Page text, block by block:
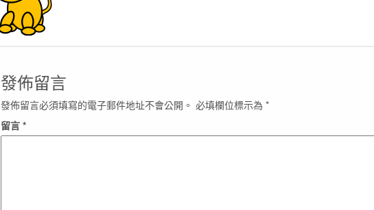
發佈留言
發佈留言必須填寫的電子郵件地址不會公開。 必填欄位標示為 *
留言 *